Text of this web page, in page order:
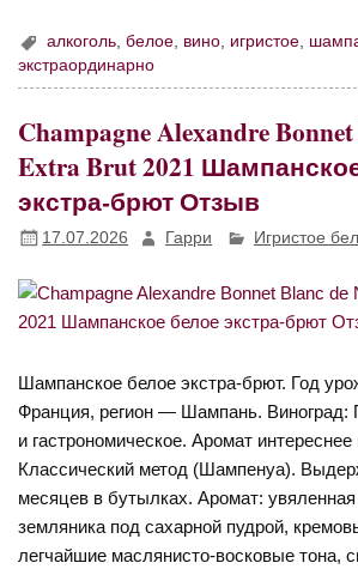
алкоголь ,белое вино игристое
экстраординарно
Champagne Alexandre
Extra Brut 2021
экстра-брют Отзыв
17.07.2026 Гарри Игристое
Шампанское белое экстра-брют. Год
Франция, регион — Шампань. Виноград:
и гастрономическое. Аромат интереснее
Классический метод (Шампенуа).
месяцев в бутылках. Аромат: увяленная
земляника под сахарной пудрой,
легчайшие маслянисто-восковые тона,